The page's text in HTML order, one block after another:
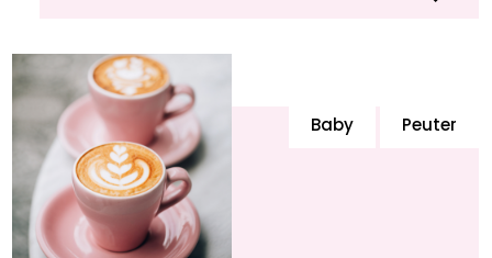
Baby Peuter